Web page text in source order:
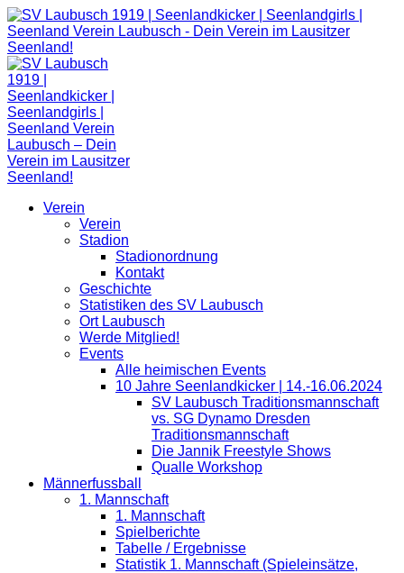
Zum
Inhalt
springen
Verein
Verein
Stadion
Stadionordnung
Kontakt
Geschichte
Statistiken des SV Laubusch
Ort Laubusch
Werde Mitglied!
Events
Alle heimischen Events
10 Jahre Seenlandkicker | 14.-16.06.2024
SV Laubusch Traditionsmannschaft
vs. SG Dynamo Dresden
Traditionsmannschaft
Die Jannik Freestyle Shows
Qualle Workshop
Männerfussball
1. Mannschaft
1. Mannschaft
Spielberichte
Tabelle / Ergebnisse
Statistik 1. Mannschaft (Spieleinsätze,